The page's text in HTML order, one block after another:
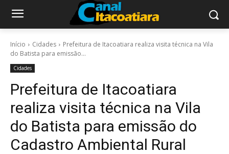
Início Cidades
Prefeitura de Itacoatiara realiza visita técnica na Vila
do Batista para emissão...
Cidades
Prefeitura de Itacoatiara
realiza visita técnica na Vila
do Batista para emissão do
Cadastro Ambiental Rural